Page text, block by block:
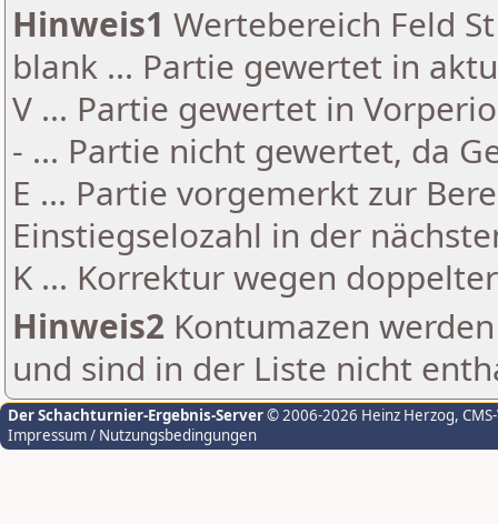
Hinweis1 Wertebereich Feld
blank ... Partie gewertet in
V ... Partie gewertet in
- ... Partie nicht gewertet, da
E ... Partie vorgemerkt zur
Einstiegselozahl in der
K ... Korrektur wegen
Hinweis2 Kontumazen
und sind in der Liste nicht
Der Schachturnier-Ergebnis-Server© 2006-2026 Heinz Herzog,
Impressum / Nutzungsbedingungen